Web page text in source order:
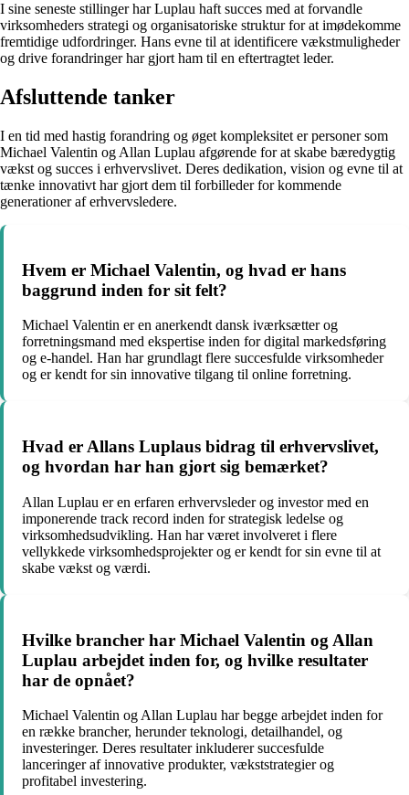
I sine seneste stillinger har Luplau haft succes med at forvandle
virksomheders strategi og organisatoriske struktur for at imødekomme
fremtidige udfordringer. Hans evne til at identificere vækstmuligheder
og drive forandringer har gjort ham til en eftertragtet leder.
Afsluttende tanker
I en tid med hastig forandring og øget kompleksitet er personer som
Michael Valentin og Allan Luplau afgørende for at skabe bæredygtig
vækst og succes i erhvervslivet. Deres dedikation, vision og evne til at
tænke innovativt har gjort dem til forbilleder for kommende
generationer af erhvervsledere.
Hvem er Michael Valentin, og hvad er hans
baggrund inden for sit felt?
Michael Valentin er en anerkendt dansk iværksætter og
forretningsmand med ekspertise inden for digital markedsføring
og e-handel. Han har grundlagt flere succesfulde virksomheder
og er kendt for sin innovative tilgang til online forretning.
Hvad er Allans Luplaus bidrag til erhvervslivet,
og hvordan har han gjort sig bemærket?
Allan Luplau er en erfaren erhvervsleder og investor med en
imponerende track record inden for strategisk ledelse og
virksomhedsudvikling. Han har været involveret i flere
vellykkede virksomhedsprojekter og er kendt for sin evne til at
skabe vækst og værdi.
Hvilke brancher har Michael Valentin og Allan
Luplau arbejdet inden for, og hvilke resultater
har de opnået?
Michael Valentin og Allan Luplau har begge arbejdet inden for
en række brancher, herunder teknologi, detailhandel, og
investeringer. Deres resultater inkluderer succesfulde
lanceringer af innovative produkter, vækststrategier og
profitabel investering.